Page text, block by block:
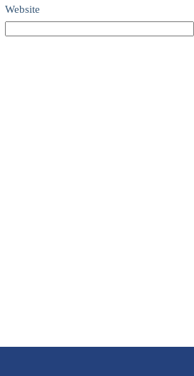
Website